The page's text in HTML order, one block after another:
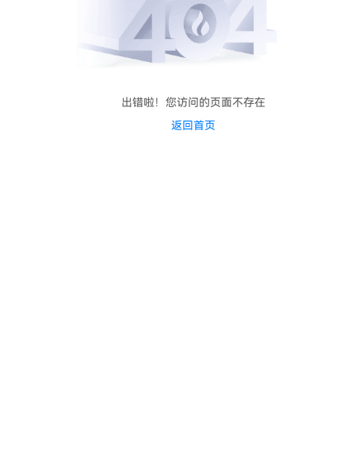
出错啦！您访问的页面不存在
返回首页